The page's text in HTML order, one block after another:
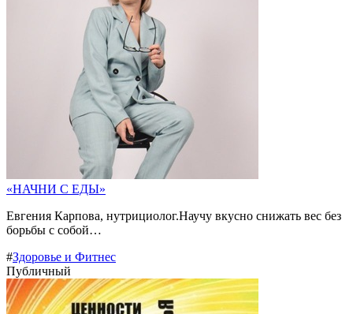
«НАЧНИ С ЕДЫ»
Евгения Карпова, нутрициолог.Научу вкусно снижать вес без
борьбы с собой…
#Здоровье и Фитнес
Публичный